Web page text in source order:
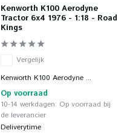
Kenworth K100 Aerodyne
Tractor 6x4 1976 - 1:18 - Road
Kings
Vergelijk
Kenworth K100 Aerodyne ...
Op voorraad
10-14 werkdagen: Op voorraad bij
de leverancier
Deliverytime